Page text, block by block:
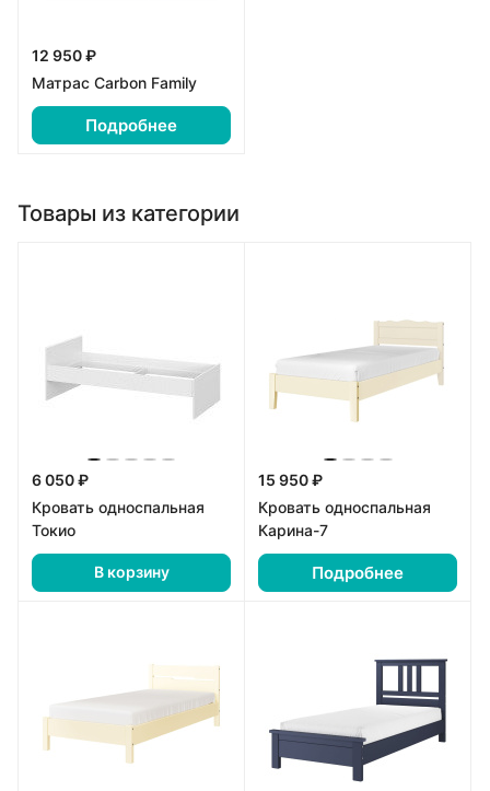
12 950 ₽
Матрас Carbon Family
Подробнее
Товары из категории
6 050 ₽
Кровать односпальная
Токио
В корзину
15 950 ₽
Кровать односпальная
Карина-7
Подробнее